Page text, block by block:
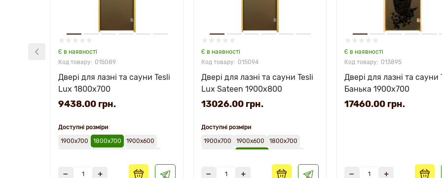
Є в наявності
015089
Двері для лазні та сауни Tesli
Lux 1800х700
9438.00 грн.
Доступні розміри
1900х700
1800х700
1900х600
Є в наявності
015094
Двері для лазні та сауни Tesli
Lux Sateen 1900х800
13026.00 грн.
Доступні розміри
1900х700
1900х600
1800х700
Є в наявності
013895
Двері для лазні та сауни
Банька 1900х700
17460.00 грн.